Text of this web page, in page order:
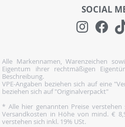
SOCIAL
Alle Markennamen, Warenzeichen
Eigentum ihrer rechtmäßigen
Beschreibung.
VPE-Angaben beziehen sich auf eine
beziehen sich auf "Originalverpackt"
* Alle hier genannten Preise
Versandkosten in Höhe von mind. €
verstehen sich inkl. 19% USt.